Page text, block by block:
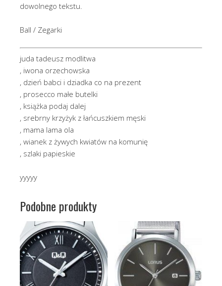
dowolnego tekstu.
Ball / Zegarki
juda tadeusz modlitwa
, iwona orzechowska
, dzień babci i dziadka co na prezent
, prosecco małe butelki
, książka podaj dalej
, srebrny krzyżyk z łańcuszkiem męski
, mama lama ola
, wianek z żywych kwiatów na komunię
, szlaki papieskie
yyyyy
Podobne produkty